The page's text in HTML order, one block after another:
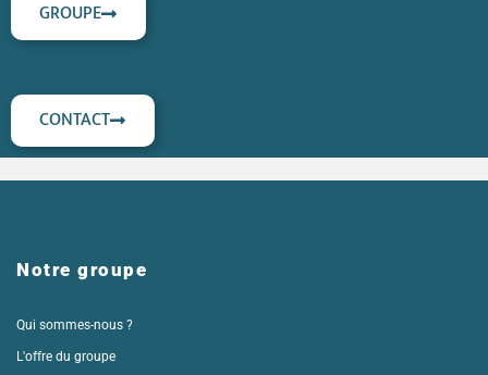
GROUPE
CONTACT
Notre groupe
Qui sommes-nous ?
L'offre du groupe